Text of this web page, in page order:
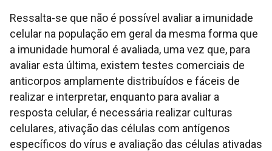
Ressalta-se que não é possível avaliar a imunidade
celular na população em geral da mesma forma que
a imunidade humoral é avaliada, uma vez que, para
avaliar esta última, existem testes comerciais de
anticorpos amplamente distribuídos e fáceis de
realizar e interpretar, enquanto para avaliar a
resposta celular, é necessária realizar culturas
celulares, ativação das células com antígenos
específicos do vírus e avaliação das células ativadas